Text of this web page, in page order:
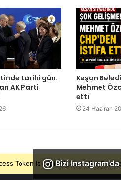
tarihi gün:
AK Parti
Keşan
Mehmet
etti
24 Haziran
Bizi
Token is expired, Go to the